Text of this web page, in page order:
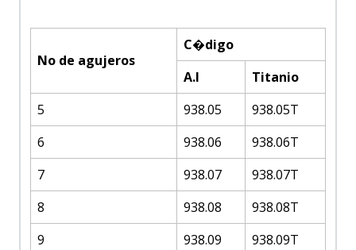
No de agujeros
C�digo
A.I
Titanio
5
938.05
938.05T
6
938.06
938.06T
7
938.07
938.07T
8
938.08
938.08T
9
938.09
938.09T